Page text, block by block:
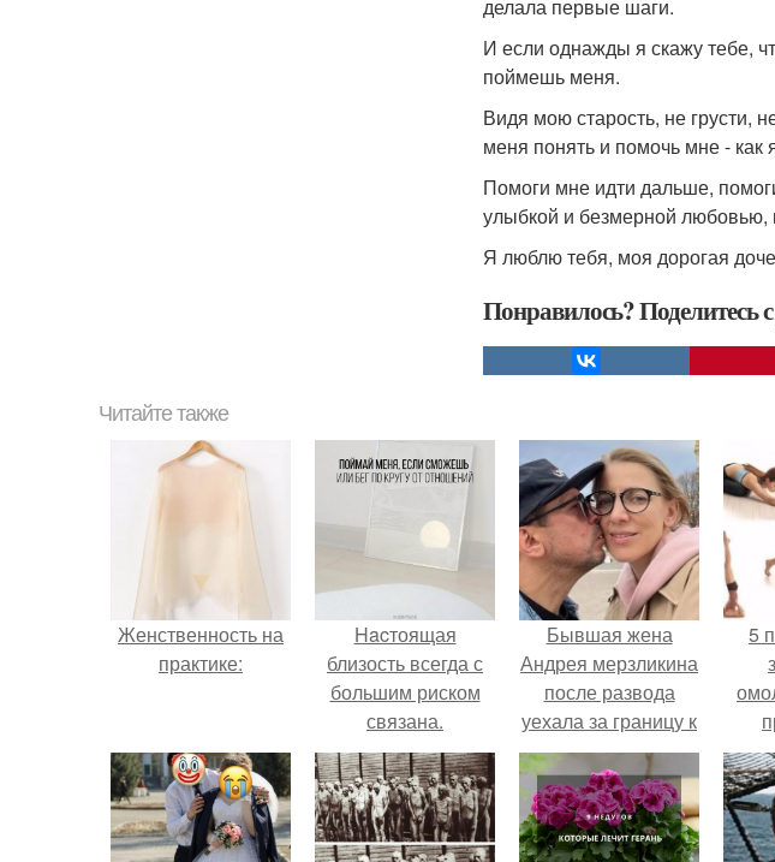
делала первые шаги.
И если однажды я скажу тебе,
поймешь меня.
Видя мою старость, не грусти,
меня понять и помочь мне - как
Помоги мне идти дальше,
улыбкой и безмерной любовью,
Я люблю тебя, моя дорогая
Понравилось? Поделитесь
Читайте также
Женственность на
практике:
Hacтоящая
близость всегда с
большим риском
связана.
Бывшая жена
Андрея мерзликина
после развода
уехала за границу к
новому избраннику
оставив детей.
5